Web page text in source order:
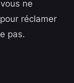
ne
réclamer
pas.